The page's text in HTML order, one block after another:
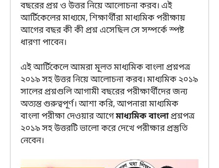
বছরের প্রশ্ন ও উত্তর নিয়ে আলোচনা করব। এই
আর্টিকেলের মাধ্যমে, শিক্ষার্থীরা মাধ্যমিক পরীক্ষায়
আগের বছর কী কী প্রশ্ন এসেছিল সে সম্পর্কে স্পষ্ট
ধারণা পাবেন।
এই আর্টিকেলে আমরা মূলত মাধ্যমিক বাংলা প্রশ্নপত্র
২০১৯ সহ উত্তর নিয়ে আলোচনা করব। মাধ্যমিক ২০১৯
সালের প্রশ্নগুলি আগামী বছরের পরীক্ষার্থীদের জন্য
অত্যন্ত গুরুত্বপূর্ণ। আশা করি, আপনারা মাধ্যমিক
বাংলা পরীক্ষা দেওয়ার আগেমাধ্যমিক বাংলাপ্রশ্নপত্র
২০১৯ সহ উত্তরটি ভালো করে দেখে পরীক্ষার প্রস্তুতি
নেবেন।